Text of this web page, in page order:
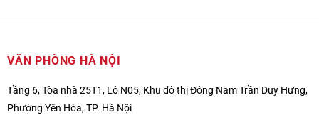
VĂN PHÒNG HÀ NỘI
Tầng 6, Tòa nhà 25T1, Lô N05, Khu đô thị Đông Nam Trần Duy Hưng,
Phường Yên Hòa, TP. Hà Nội